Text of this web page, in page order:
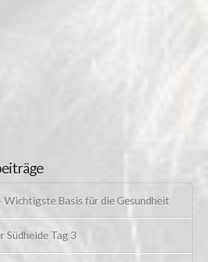
Wichtigste Basis für die Gesundheit
Südheide Tag 3